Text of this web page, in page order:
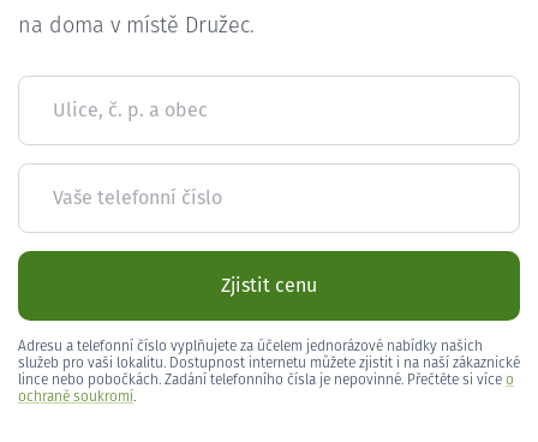
na doma v místě Družec.
Ulice, č. p. a obec
Vaše telefonní číslo
Zjistit cenu
Adresu a telefonní číslo vyplňujete za účelem jednorázové nabídky našich
služeb pro vaši lokalitu. Dostupnost internetu můžete zjistit i na naší zákaznické
lince nebo pobočkách. Zadání telefonního čísla je nepovinné. Přečtěte si více o
ochraně soukromí.